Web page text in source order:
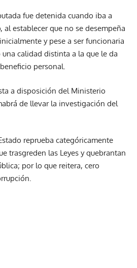
fue detenida cuando iba a
al establecer que no se desempeña
y pese a ser funcionaria
calidad distinta a la que le da
personal.
a disposición del Ministerio
de llevar la investigación del
reprueba categóricamente
trasgreden las Leyes y quebrantan
por lo que reitera, cero